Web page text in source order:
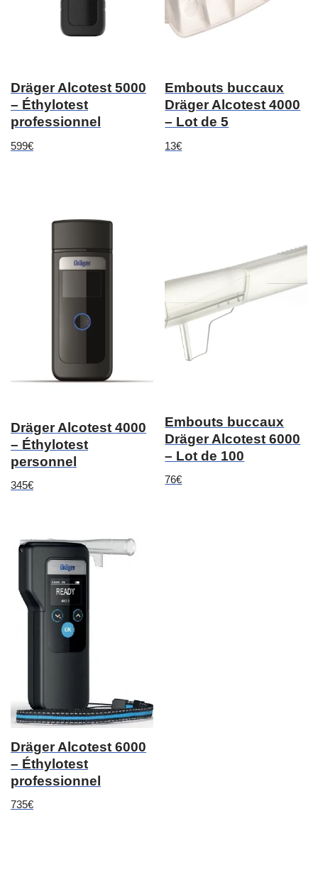
Dräger Alcotest 5000
– Éthylotest
professionnel
599€
Embouts buccaux
Dräger Alcotest 4000
– Lot de 5
13€
Dräger Alcotest 4000
– Éthylotest
personnel
345€
Embouts buccaux
Dräger Alcotest 6000
– Lot de 100
76€
Dräger Alcotest 6000
– Éthylotest
professionnel
735€